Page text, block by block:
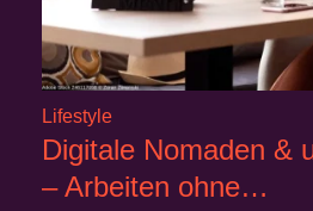
Lifestyle
Digitale Nomaden &
– Arbeiten ohne…